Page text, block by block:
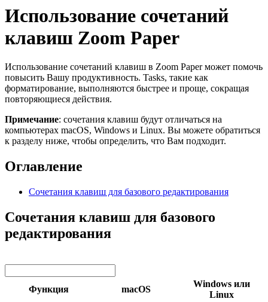
Использование сочетаний
клавиш Zoom Paper
Использование сочетаний клавиш в Zoom Paper может помочь
повысить Вашу продуктивность. Tasks, такие как
форматирование, выполняются быстрее и проще, сокращая
повторяющиеся действия.
Примечание: сочетания клавиш будут отличаться на
компьютерах macOS, Windows и Linux. Вы можете обратиться
к разделу ниже, чтобы определить, что Вам подходит.
Оглавление
Сочетания клавиш для базового редактирования
Сочетания клавиш для базового
редактирования
Функция macOS
Windows или
Linux